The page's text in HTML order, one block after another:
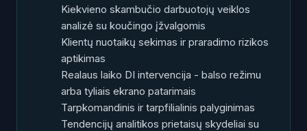
Kiekvieno skambučio darbuotojų veiklos
analizė su koučingo įžvalgomis
Klientų nuotaikų sekimas ir praradimo rizikos
aptikimas
Realaus laiko DI intervencija - balso režimu
arba tyliais ekrano patarimais
Tarpkomandinis ir tarpfilialinis palyginimas
Tendencijų analitikos prietaisų skydeliai su